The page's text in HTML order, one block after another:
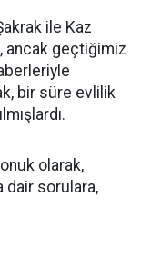
ile Kaz
ancak geçtiğimiz
bir süre evlilik
olarak,
dair sorulara,